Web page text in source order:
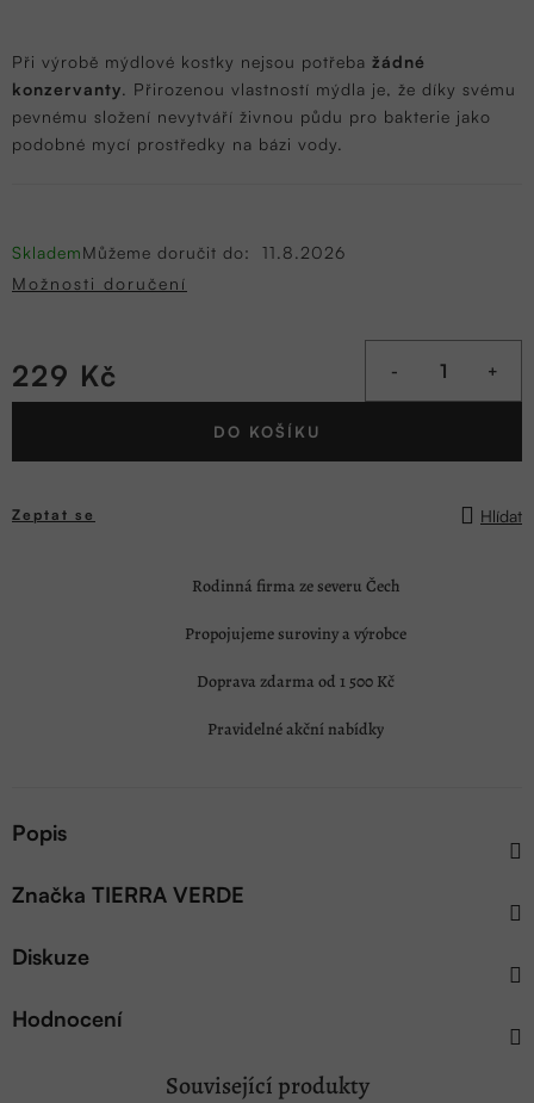
Při výrobě mýdlové kostky nejsou potřeba žádné
konzervanty. Přirozenou vlastností mýdla je, že díky svému
pevnému složení nevytváří živnou půdu pro bakterie jako
podobné mycí prostředky na bázi vody.
SklademMůžeme doručit do:
11.8.2026
Možnosti doručení
229 Kč
Měrná
DO KOŠÍKU
Zeptat se Hlídat
Rodinná firma ze severu Čech
Propojujeme suroviny a výrobce
Doprava zdarma od 1 500 Kč
Pravidelné akční nabídky
Popis
Značka TIERRA VERDE
Diskuze
Hodnocení
Související produkty